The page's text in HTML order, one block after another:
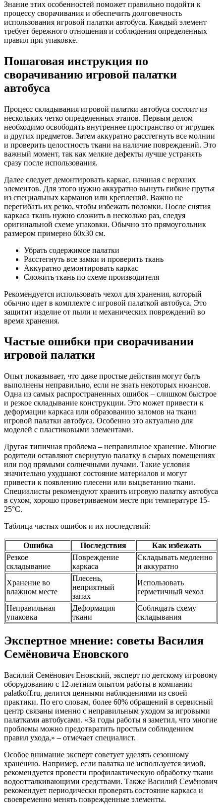
Знание этих особенностей поможет правильно подойти к
процессу сворачивания и обеспечить долговечность
использования игровой палатки автобуса. Каждый элемент
требует бережного отношения и соблюдения определенных
правил при упаковке.
Пошаговая инструкция по
сворачиванию игровой палатки
автобуса
Процесс складывания игровой палатки автобуса состоит из
нескольких четко определенных этапов. Первым делом
необходимо освободить внутреннее пространство от игрушек
и других предметов. Затем аккуратно расстегнуть все молнии
и проверить целостность ткани на наличие повреждений. Это
важный момент, так как мелкие дефекты лучше устранять
сразу после использования.
Далее следует демонтировать каркас, начиная с верхних
элементов. Для этого нужно аккуратно вынуть гибкие прутья
из специальных карманов или креплений. Важно не
перегибать их резко, чтобы избежать поломки. После снятия
каркаса ткань нужно сложить в несколько раз, следуя
оригинальной схеме упаковки. Обычно это прямоугольник
размером примерно 60х30 см.
Убрать содержимое палатки
Расстегнуть все замки и проверить ткань
Аккуратно демонтировать каркас
Сложить ткань по схеме производителя
Рекомендуется использовать чехол для хранения, который
обычно идет в комплекте с игровой палаткой автобуса. Это
защитит изделие от пыли и механических повреждений во
время хранения.
Частые ошибки при сворачивании
игровой палатки
Опыт показывает, что даже простые действия могут быть
выполнены неправильно, если не знать некоторых нюансов.
Одна из самых распространенных ошибок – слишком быстрое
и резкое складывание конструкции. Это может привести к
деформации каркаса или образованию заломов на ткани
игровой палатки автобуса. Особенно это актуально для
моделей с пластиковыми элементами.
Другая типичная проблема – неправильное хранение. Многие
родители оставляют свернутую палатку в сырых помещениях
или под прямыми солнечными лучами. Такие условия
значительно ухудшают состояние материалов и могут
привести к появлению плесени или выцветанию ткани.
Специалисты рекомендуют хранить игровую палатку автобуса
в сухом, хорошо проветриваемом месте при температуре 15-
25°C.
Таблица частых ошибок и их последствий:
Ошибка Последствия
Как избежать
Резкое
складывание
Повреждение
каркаса
Складывать медленно
и аккуратно
Хранение во
влажном месте
Плесень,
неприятный
запах
Использовать
герметичный чехол
Неправильная
упаковка
Деформация
ткани
Соблюдать схему
складывания
Экспертное мнение: советы Василия
Семёновича Еновского
Василий Семёнович Еновский, эксперт по детскому игровому
оборудованию с 12-летним опытом работы в компании
palatkoff.ru, делится ценными наблюдениями из своей
практики. По его словам, более 60% обращений в сервисный
центр связаны именно с неправильным уходом за игровыми
палатками автобусами. «За годы работы я заметил, что многие
проблемы можно предотвратить простым соблюдением
правил ухода,» – отмечает специалист.
Особое внимание эксперт советует уделять сезонному
хранению. Например, если палатка не используется зимой,
рекомендуется провести профилактическую обработку ткани
водоотталкивающими средствами. Также Василий Семёнович
рекомендует периодически проверять состояние каркаса и
своевременно менять поврежденные элементы.